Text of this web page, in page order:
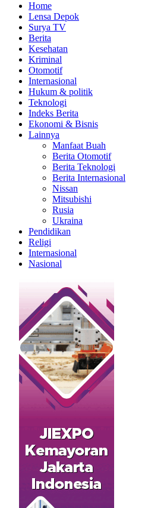
Home
Lensa Depok
Surya TV
Berita
Kesehatan
Kriminal
Otomotif
Internasional
Hukum & politik
Teknologi
Indeks Berita
Ekonomi & Bisnis
Lainnya
Manfaat Buah
Berita Otomotif
Berita Teknologi
Berita Internasional
Nissan
Mitsubishi
Rusia
Ukraina
Pendidikan
Religi
Internasional
Nasional